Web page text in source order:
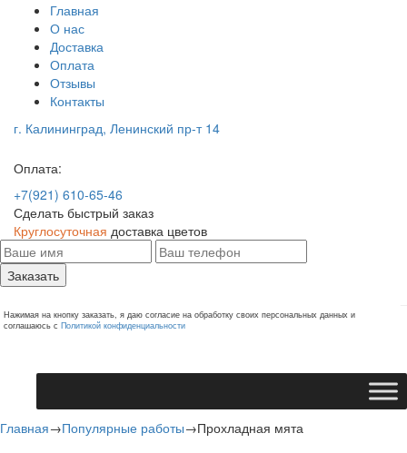
Главная
О нас
Доставка
Оплата
Отзывы
Контакты
г. Калининград, Ленинский пр-т 14
Оплата:
+7(921) 610-65-46
Сделать быстрый заказ
Круглосуточная доставка цветов
Заказать
Нажимая на кнопку заказать, я даю согласие на обработку своих персональных данных и
соглашаюсь с Политикой конфиденциальности
Главная→Популярные работы→Прохладная мята